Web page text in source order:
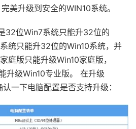
美升级到安全的WIN10系统。
32位Win7系统只能升32位的
统只能升32位的Win10系统，并
庭版只能升级Win10家庭版，
升级Win10专业版。 在升级
一下电脑配置是否支持升级：